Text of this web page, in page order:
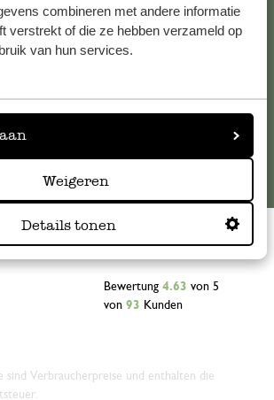
combineren met andere informatie
verstrekt of die ze hebben verzameld op
van hun services.
Weigeren
Details tonen
häufig gestellte Fragen.
kamille.at
Bewertung 4.63 von 5
von 93 Kunden
sind Verbraucherpreise und enthalten die